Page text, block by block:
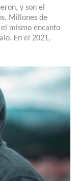
y son el
Millones de
mismo encanto
En el 2021,